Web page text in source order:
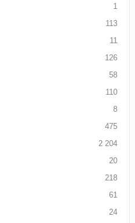
1
113
11
126
58
110
8
475
2 204
20
218
61
24